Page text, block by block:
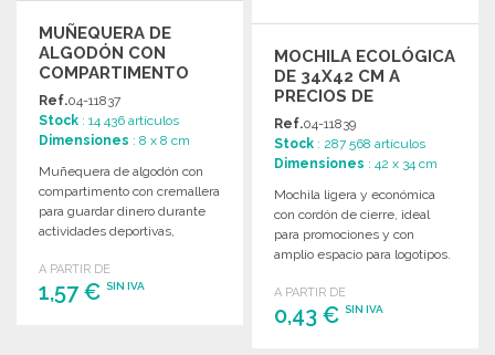
MUÑEQUERA DE
ALGODÓN CON
COMPARTIMENTO
8X8 CM
Ref.04-11837
Stock : 14 436 artículos
Dimensiones : 8 x 8 cm
Muñequera de algodón con
compartimento con cremallera
para guardar dinero durante
actividades deportivas,
Dimensiones: 8 x 1 x 8 cm.
A PARTIR DE
1,57 € SIN IVA
MOCHILA ECOLÓGICA
DE 34X42 CM A
PRECIOS DE
MAYORISTA
Ref.04-11839
Stock : 287 568 artículos
Dimensiones : 42 x 34 cm
Mochila ligera y económica
con cordón de cierre, ideal
para promociones y con
amplio espacio para logotipos.
A PARTIR DE
0,43 €SIN IVA